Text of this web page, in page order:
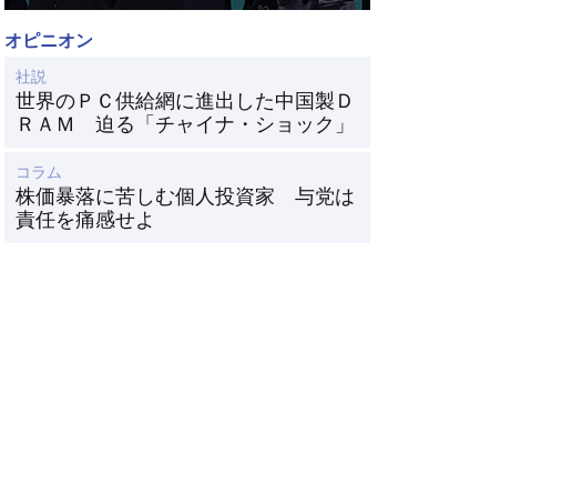
オピニオン
社説
世界のＰＣ供給網に進出した中国製Ｄ
ＲＡＭ 迫る「チャイナ・ショック」
コラム
株価暴落に苦しむ個人投資家 与党は
責任を痛感せよ